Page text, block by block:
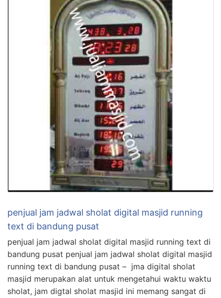
penjual jam jadwal sholat digital masjid running
text di bandung pusat
penjual jam jadwal sholat digital masjid running text di
bandung pusat penjual jam jadwal sholat digital masjid
running text di bandung pusat – jma digital sholat
masjid merupakan alat untuk mengetahui waktu waktu
sholat, jam digtal sholat masjid ini memang sangat di